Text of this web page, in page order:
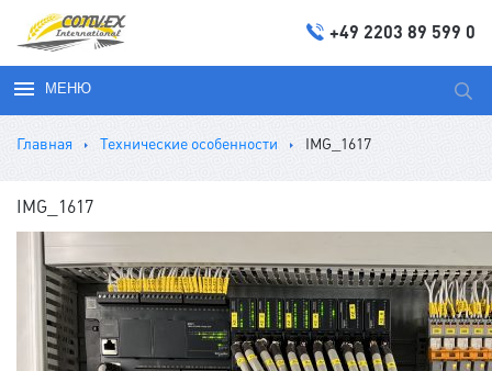
+49 2203 89 599 0
МЕНЮ
Главная Технические особенности IMG_1617
IMG_1617